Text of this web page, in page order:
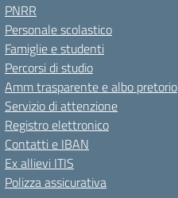
PNRR
Personale scolastico
Famiglie e studenti
Percorsi di studio
Amm trasparente e albo pretorio
Servizio di attenzione
Registro elettronico
Contatti e IBAN
Ex allievi ITIS
Polizza assicurativa